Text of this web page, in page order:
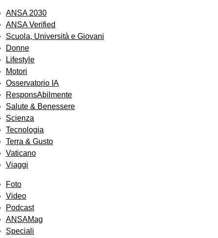
ANSA 2030
ANSA Verified
Scuola, Università e Giovani
Donne
Lifestyle
Motori
Osservatorio IA
ResponsAbilmente
Salute & Benessere
Scienza
Tecnologia
Terra & Gusto
Vaticano
Viaggi
Foto
Video
Podcast
ANSAMag
Speciali